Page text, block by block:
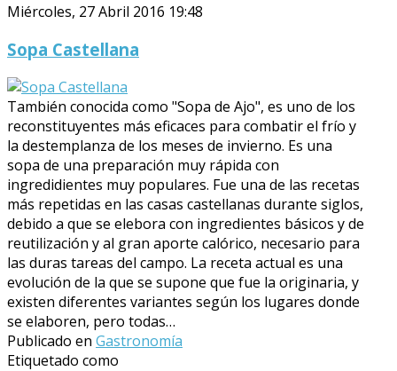
Miércoles, 27 Abril 2016 19:48
Sopa Castellana
También conocida como "Sopa de Ajo", es uno de los
reconstituyentes más eficaces para combatir el frío y
la destemplanza de los meses de invierno. Es una
sopa de una preparación muy rápida con
ingredidientes muy populares. Fue una de las recetas
más repetidas en las casas castellanas durante siglos,
debido a que se elebora con ingredientes básicos y de
reutilización y al gran aporte calórico, necesario para
las duras tareas del campo. La receta actual es una
evolución de la que se supone que fue la originaria, y
existen diferentes variantes según los lugares donde
se elaboren, pero todas…
Publicado en Gastronomía
Etiquetado como